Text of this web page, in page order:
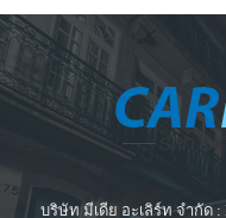
บริษัท มีเดีย อะเลิร์ท จำกัด :